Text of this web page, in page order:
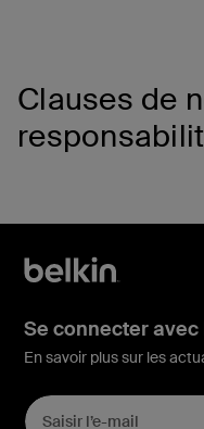
Clauses de
Se connecter avec
En savoir plus sur les